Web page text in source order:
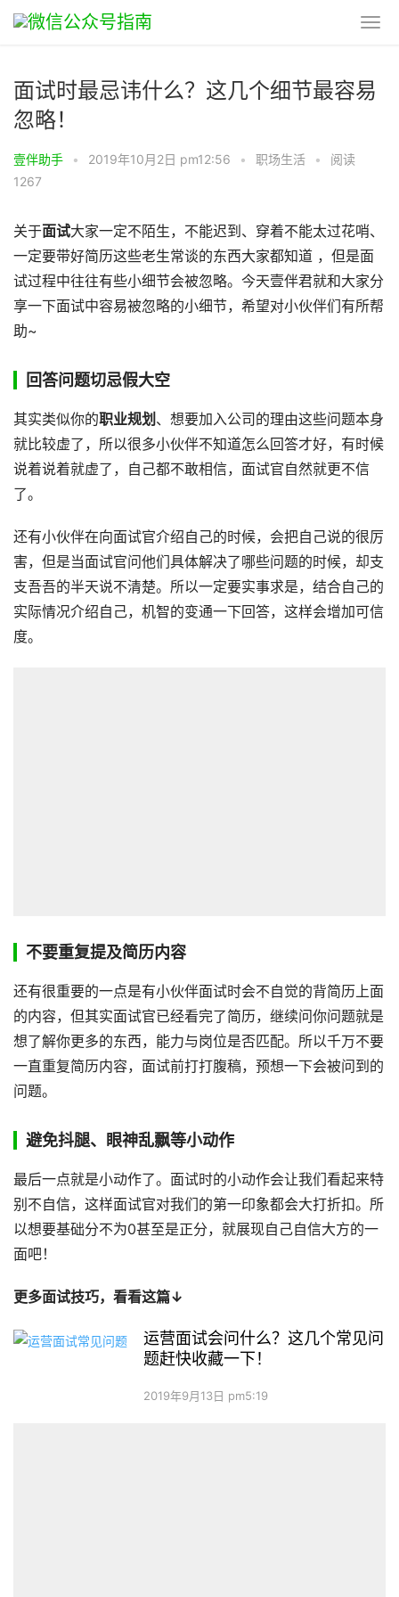
面试时最忌讳什么？这几个细节最容易
忽略！
壹伴助手 • 2019年10月2日 pm12:56 • 职场生活 •
阅读
1267
关于面试大家一定不陌生，不能迟到、穿着不能太过花哨、
一定要带好简历这些老生常谈的东西大家都知道 ，但是面
试过程中往往有些小细节会被忽略。今天壹伴君就和大家分
享一下面试中容易被忽略的小细节，希望对小伙伴们有所帮
助~
回答问题切忌假大空
其实类似你的职业规划 、想要加入公司的理由这些问题本身
就比较虚了，所以很多小伙伴不知道怎么回答才好，有时候
说着说着就虚了，自己都不敢相信，面试官自然就更不信
了。
还有小伙伴在向面试官介绍自己的时候，会把自己说的很厉
害，但是当面试官问他们具体解决了哪些问题的时候，却支
支吾吾的半天说不清楚。所以一定要实事求是，结合自己的
实际情况介绍自己，机智的变通一下回答，这样会增加可信
度。
不要重复提及简历内容
还有很重要的一点是有小伙伴面试时会不自觉的背简历上面
的内容，但其实面试官已经看完了简历，继续问你问题就是
想了解你更多的东西，能力与岗位是否匹配。所以千万不要
一直重复简历内容，面试前打打腹稿，预想一下会被问到的
问题。
避免抖腿、眼神乱飘等小动作
最后一点就是小动作了。面试时的小动作会让我们看起来特
别不自信，这样面试官对我们的第一印象都会大打折扣。所
以想要基础分不为0甚至是正分，就展现自己自信大方的一
面吧！
更多面试技巧，看看这篇↓